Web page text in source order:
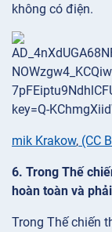
không có điện.
mik Krakow, (CC
6. Trong Thế
hoàn toàn và
Trong Thế chiến